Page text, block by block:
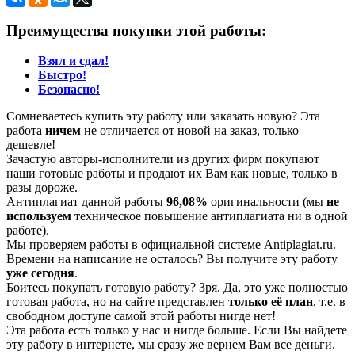
Преимущества покупки этой работы:
Взял и сдал!
Быстро!
Безопасно!
Сомневаетесь купить эту работу или заказать новую? Эта
работа ничем не отличается от новой на заказ, только
дешевле!
Зачастую авторы-исполнители из других фирм покупают
наши готовые работы и продают их Вам как новые, только в
разы дороже.
Антиплагиат данной работы 96,08% оригинальности (мы не
используем техническое повышение антиплагиата ни в одной
работе).
Мы проверяем работы в официальной системе Аntiplagiat.ru.
Времени на написание не осталось? Вы получите эту работу
уже сегодня.
Боитесь покупать готовую работу? Зря. Да, это уже полностью
готовая работа, но на сайте представлен только её план, т.е. в
свободном доступе самой этой работы нигде нет!
Эта работа есть только у нас и нигде больше. Если Вы найдете
эту работу в интернете, мы сразу же вернем Вам все деньги.